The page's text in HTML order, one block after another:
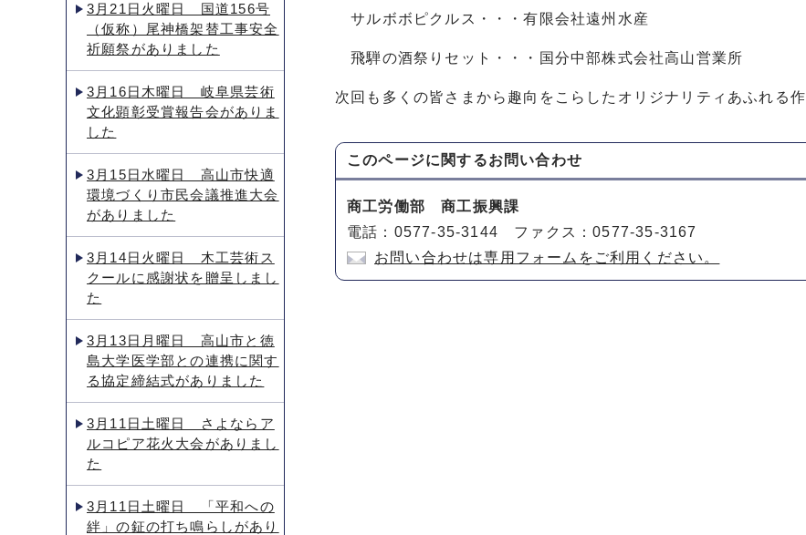
サルボボピクルス・・・有限会社遠州水産
飛騨の酒祭りセット・・・国分中部株式会社高山営業所
次回も多くの皆さまから趣向をこらしたオリジナリティあふれる
このページに関するお問い合わせ
商工労働部 商工振興課
電話：0577-35-3144 ファクス：0577-35-3167
お問い合わせは専用フォームをご利用ください。
3月21日火曜日 国道156号
（仮称）尾神橋架替工事安全
祈願祭がありました
3月16日木曜日 岐阜県芸術
文化顕彰受賞報告会がありま
した
3月15日水曜日 高山市快適
環境づくり市民会議推進大会
がありました
3月14日火曜日 木工芸術ス
クールに感謝状を贈呈しまし
た
3月13日月曜日 高山市と徳
島大学医学部との連携に関す
る協定締結式がありました
3月11日土曜日 さよならア
ルコピア花火大会がありまし
た
3月11日土曜日 「平和への
絆」の鉦の打ち鳴らしがあり